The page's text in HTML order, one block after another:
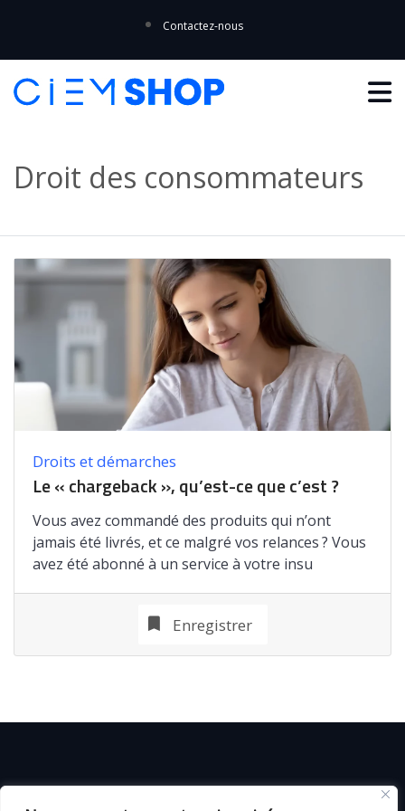
Contactez-nous
Droit des consommateurs
Droits et démarches
Le « chargeback », qu’est-ce que c’est ?
Vous avez commandé des produits qui n’ont
jamais été livrés, et ce malgré vos relances ? Vous
avez été abonné à un service à votre insu
Enregistrer